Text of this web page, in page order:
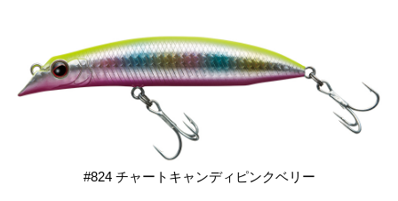
#824 チャートキャンディピンクベリー